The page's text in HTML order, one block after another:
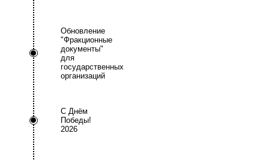
Обновление
"Фракционные
документы"
для
государственных
организаций
С Днём
Победы!
2026